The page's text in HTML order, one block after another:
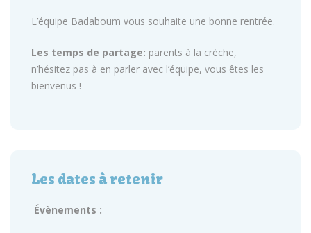
L’équipe Badaboum vous souhaite une bonne rentrée.
Les temps de partage: parents à la crèche,
n’hésitez pas à en parler avec l’équipe, vous êtes les
bienvenus !
Les dates à retenir
Évènements :